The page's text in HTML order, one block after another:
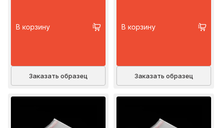
В корзину
Заказать образец
В корзину
Заказать образец